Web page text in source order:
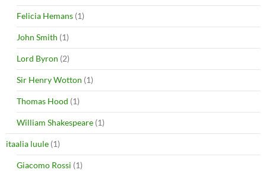
Felicia Hemans (1)
John Smith (1)
Lord Byron (2)
Sir Henry Wotton (1)
Thomas Hood (1)
William Shakespeare (1)
itaalia luule (1)
Giacomo Rossi (1)